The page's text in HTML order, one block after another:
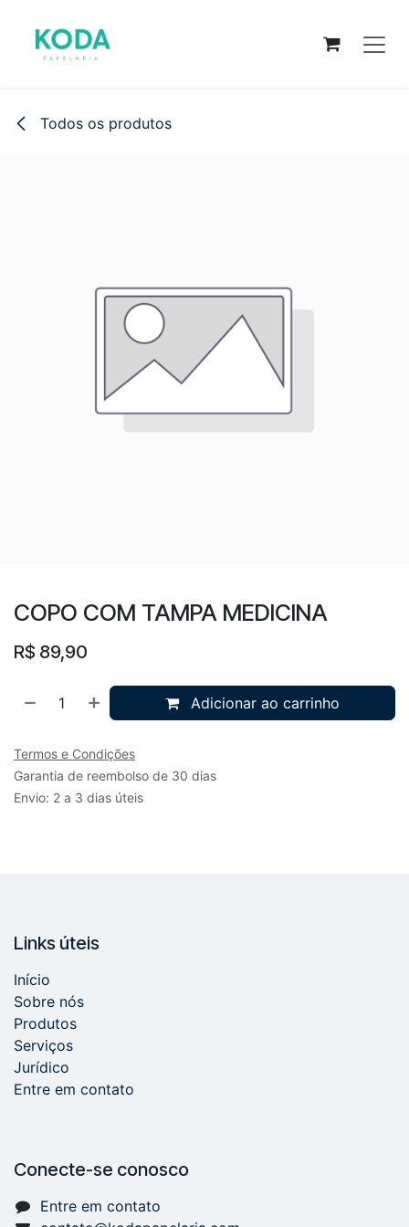
Todos os produtos
COPO COM TAMPA MEDICINA
R$ 89,90
Adicionar ao carrinho
Termos e Condições
Garantia de reembolso de 30 dias
Envio: 2 a 3 dias úteis
Links úteis
Início
Sobre nós
Produtos
Serviços
Jurídico
Entre em contato
Conecte-se conosco
Entre em contato